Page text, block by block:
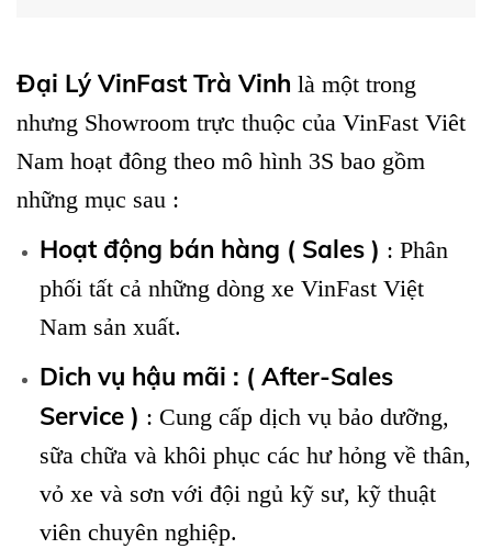
Đại Lý VinFast Trà Vinh là một trong
nhưng Showroom trực thuộc của VinFast Viêt
Nam hoạt đông theo mô hình 3S bao gồm
những mục sau :
Hoạt động bán hàng ( Sales ) : Phân
phối tất cả những dòng xe VinFast Việt
Nam sản xuất.
Dich vụ hậu mãi : ( After-Sales
Service ) : Cung cấp dịch vụ bảo dưỡng,
sữa chữa và khôi phục các hư hỏng về thân,
vỏ xe và sơn với đội ngủ kỹ sư, kỹ thuật
viên chuyên nghiệp.